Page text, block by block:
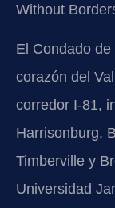
Without
El Condado
corazón del
corredor I-81,
Harrisonburg,
Timberville y
Universidad